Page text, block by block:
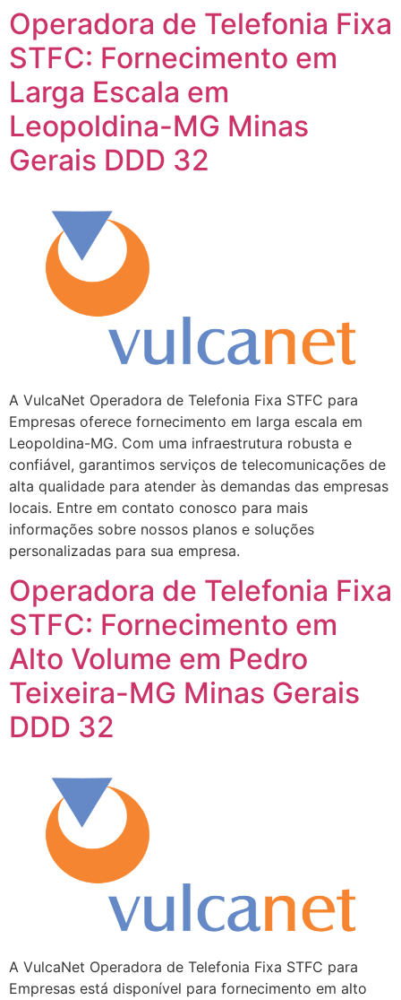
Operadora de Telefonia Fixa
STFC: Fornecimento em
Larga Escala em
Leopoldina-MG Minas
Gerais DDD 32
A VulcaNet Operadora de Telefonia Fixa STFC para
Empresas oferece fornecimento em larga escala em
Leopoldina-MG. Com uma infraestrutura robusta e
confiável, garantimos serviços de telecomunicações de
alta qualidade para atender às demandas das empresas
locais. Entre em contato conosco para mais
informações sobre nossos planos e soluções
personalizadas para sua empresa.
Operadora de Telefonia Fixa
STFC: Fornecimento em
Alto Volume em Pedro
Teixeira-MG Minas Gerais
DDD 32
A VulcaNet Operadora de Telefonia Fixa STFC para
Empresas está disponível para fornecimento em alto